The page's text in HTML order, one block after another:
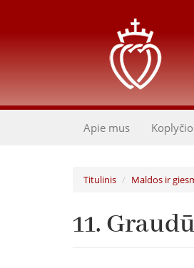
Apie mus
Titulinis Maldos ir
11.